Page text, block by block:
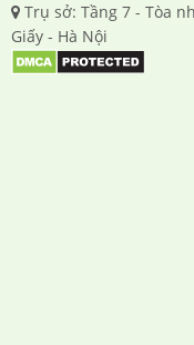
Trụ sở: Tầng 7 - Tòa
Giấy - Hà Nội